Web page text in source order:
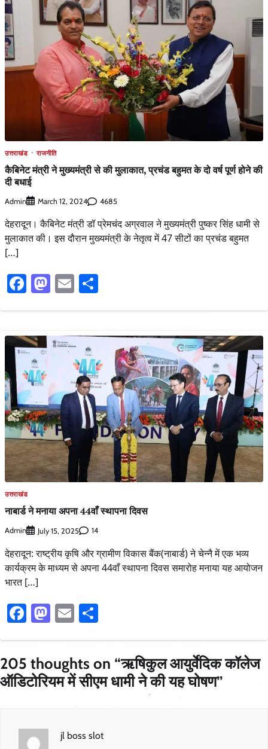
उत्तराखंड राजनीति
कैबिनेट मंत्री ने मुख्यमंत्री से की मुलाकात, प्रचंड बहुमत के दो वर्ष पूर्ण होने की
दी बधाई
Admin March 12, 2024 4685
देहरादून। कैबिनेट मंत्री डॉ प्रेमचंद अग्रवाल ने मुख्यमंत्री पुष्कर सिंह धामी से
मुलाकात की। इस दौरान मुख्यमंत्री के नेतृत्व में 47 सीटों का प्रचंड बहुमत
[…]
Facebook
Mastodon
Email
उत्तराखंड
नाबार्ड ने मनाया अपना 44वाँ स्थापना दिवस
Admin July 15, 2025 14
देहरादून: राष्ट्रीय कृषि और ग्रामीण विकास बैंक(नाबार्ड) ने चेन्नै में एक भव्य
कार्यक्रम के माध्यम से अपना 44वाँ स्थापना दिवस समारोह मनाया यह आयोजन
भारत […]
Facebook
Mastodon
Email
205 thoughts on “ऋषिकुल आयुर्वेदिक कॉलेज
ऑडिटोरियम में सीएम धामी ने की यह घोषण”
jl boss slot